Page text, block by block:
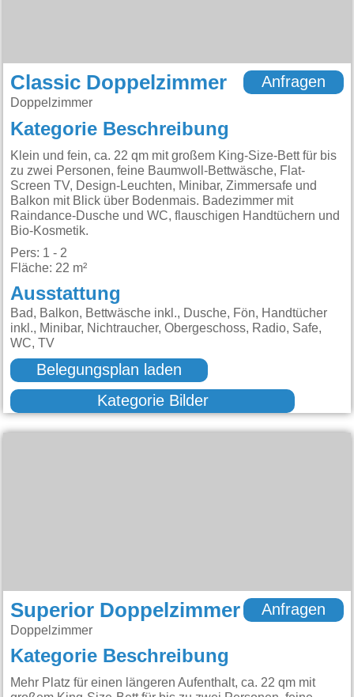
Classic Doppelzimmer
Doppelzimmer
Anfragen
Kategorie Beschreibung
Klein und fein, ca. 22 qm mit großem King-Size-Bett für bis
zu zwei Personen, feine Baumwoll-Bettwäsche, Flat-
Screen TV, Design-Leuchten, Minibar, Zimmersafe und
Balkon mit Blick über Bodenmais. Badezimmer mit
Raindance-Dusche und WC, flauschigen Handtüchern und
Bio-Kosmetik.
Pers: 1 - 2
Fläche: 22 m²
Ausstattung
Bad, Balkon, Bettwäsche inkl., Dusche, Fön, Handtücher
inkl., Minibar, Nichtraucher, Obergeschoss, Radio, Safe,
WC, TV
Belegungsplan laden
Kategorie Bilder
Superior Doppelzimmer
Doppelzimmer
Anfragen
Kategorie Beschreibung
Mehr Platz für einen längeren Aufenthalt, ca. 22 qm mit